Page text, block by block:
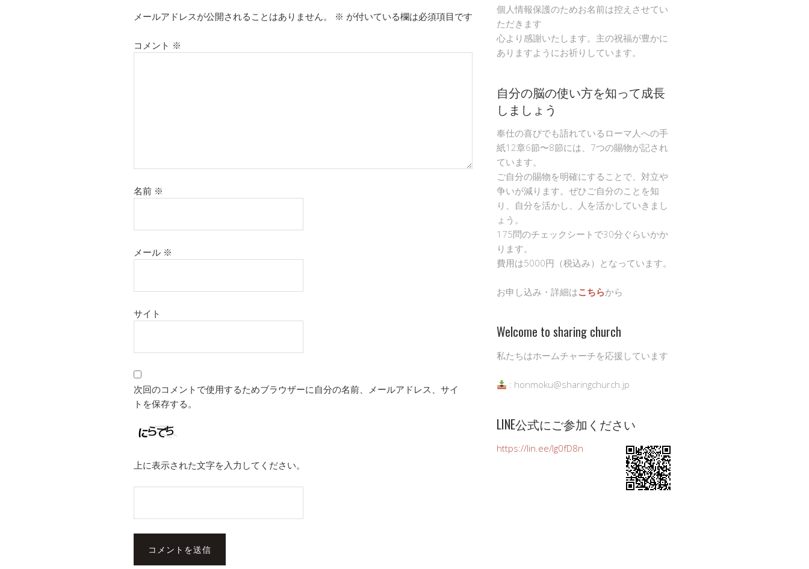
メールアドレスが公開されることはありません。 ※ が付いている欄は必須項目です
コメント ※
名前 ※
メール ※
サイト
次回のコメントで使用するためブラウザーに自分の名前、メールアドレス、サイ
トを保存する。
上に表示された文字を入力してください。
個人情報保護のためお名前は控えさせてい
ただきます
心より感謝いたします。主の祝福が豊かに
ありますようにお祈りしています。
自分の脳の使い方を知って成長
しましょう
奉仕の喜びでも語れているローマ人への手
紙12章6節〜8節には、7つの賜物が記され
ています。
ご自分の賜物を明確にすることで、対立や
争いが減ります。ぜひご自分のことを知
り、自分を活かし、人を活かしていきまし
ょう。
175問のチェックシートで30分ぐらいかか
ります。
費用は5000円（税込み）となっています。
お申し込み・詳細はこちらから
Welcome to sharing church
私たちはホームチャーチを応援しています
: honmoku@sharingchurch.jp
LINE公式にご参加ください
https://lin.ee/Ig0fD8n